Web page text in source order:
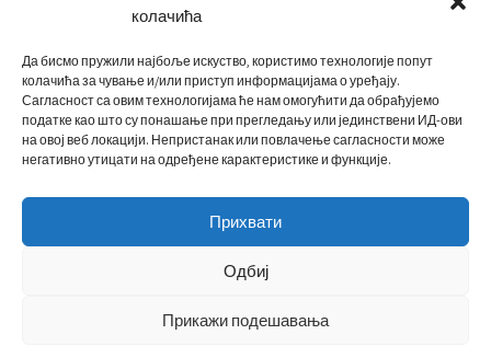
колачића
Да бисмо пружили најбоље искуство, користимо технологије попут
колачића за чување и/или приступ информацијама о уређају.
Сагласност са овим технологијама ће нам омогућити да обрађујемо
податке као што су понашање при прегледању или јединствени ИД-ови
на овој веб локацији. Непристанак или повлачење сагласности може
негативно утицати на одређене карактеристике и функције.
Прихвати
Одбиј
Прикажи подешавања
Evropska kajakaška asocijacija (ECA)
Rezultati na nacionalnim takmičenjima
Rezultati na međunarodnim takmičenjima
Kontakt